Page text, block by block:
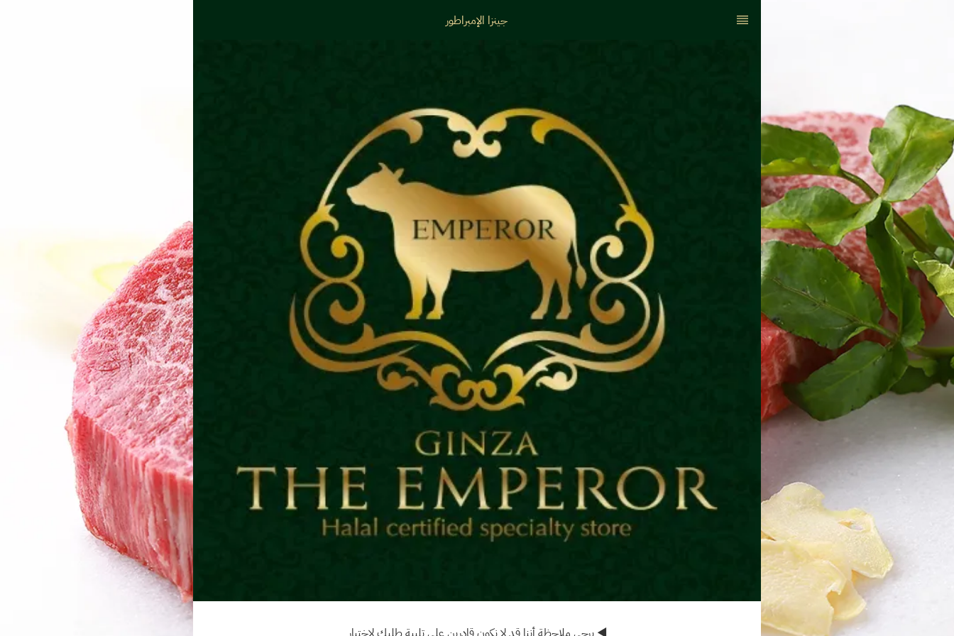
جينزا الإمبراطور
◀ يرجى ملاحظة أننا قد لا نكون قادرين على تلبية طلبك لاختيار